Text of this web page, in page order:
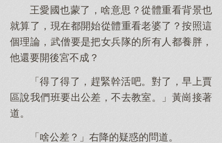
王愛國也蒙了，啥意思？從體重看背景也
就算了，現在都開始從體重看老婆了？按照這
個理論，武僧要是把女兵隊的所有人都養胖，
他還要開後宮不成？
「得了得了，趕緊幹活吧。對了，早上賈
區說我們班要出公差，不去教室。」黃崗接著
道。
「啥公差？」右降的疑惑的問道。